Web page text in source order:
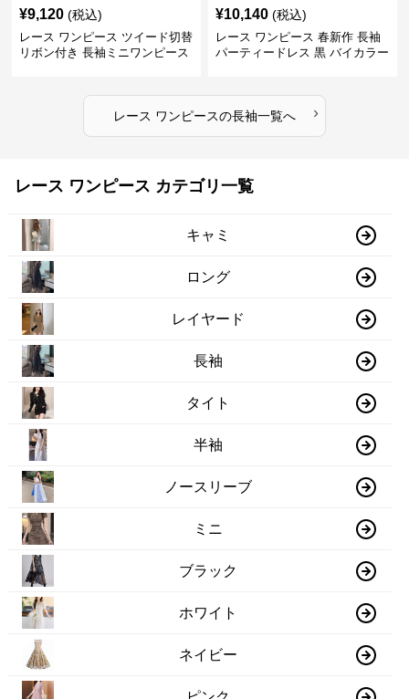
¥9,120 (税込)
レース ワンピース ツイード切替
リボン付き 長袖ミニワンピース
¥10,140 (税込)
レース ワンピース 春新作 長袖
パーティードレス 黒 バイカラー
レース ワンピースの長袖一覧へ ›
レース ワンピース カテゴリ一覧
キャミ
ロング
レイヤード
長袖
タイト
半袖
ノースリーブ
ミニ
ブラック
ホワイト
ネイビー